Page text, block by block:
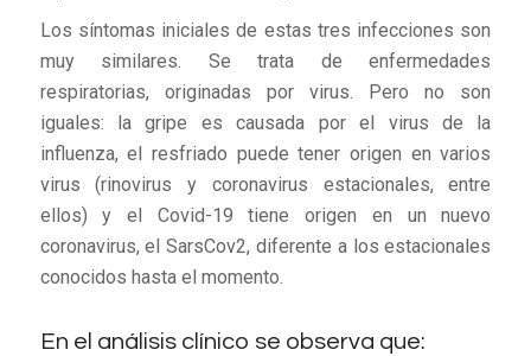
Los síntomas iniciales de estas tres infecciones son
muy similares. Se trata de enfermedades
respiratorias, originadas por virus. Pero no son
iguales: la gripe es causada por el virus de la
influenza, el resfriado puede tener origen en varios
virus (rinovirus y coronavirus estacionales, entre
ellos) y el Covid-19 tiene origen en un nuevo
coronavirus, el SarsCov2, diferente a los estacionales
conocidos hasta el momento.
En el análisis clínico se observa que: